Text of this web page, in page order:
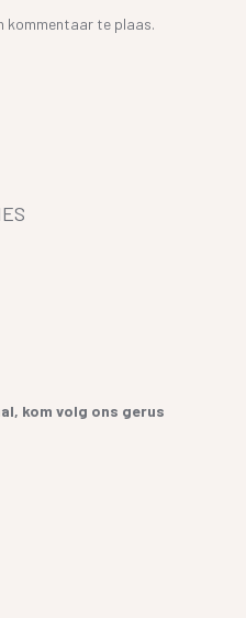
kommentaar te plaas.
kom volg ons gerus